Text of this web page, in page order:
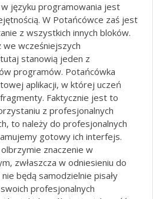
języku programowania jest
W Potańcówce zaś jest
z wszystkich innych bloków.
we wcześniejszych
stanowią jeden z
programów. Potańcówka
aplikacji, w której uczeń
Faktycznie jest to
z profesjonalnych
to należy do profesjonalnych
gotowy ich interfejs.
znaczenie w
zwłaszcza w odniesieniu do
będą samodzielnie pisały
profesjonalnych